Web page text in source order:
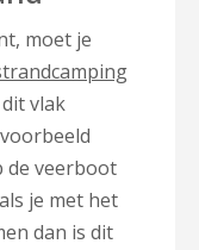
moet je
vlak
de veerboot
je met het
dan is dit